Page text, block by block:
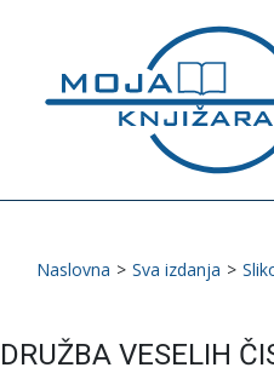
Naslovna > Sva izdanja >
DRUŽBA VESELIH